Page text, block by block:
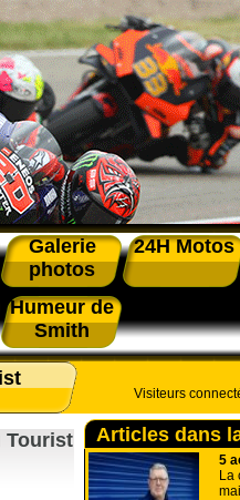
Galerie
photos
24H Motos
Humeur de
Smith
Tourist
Visiteurs
Articles dans
5
La